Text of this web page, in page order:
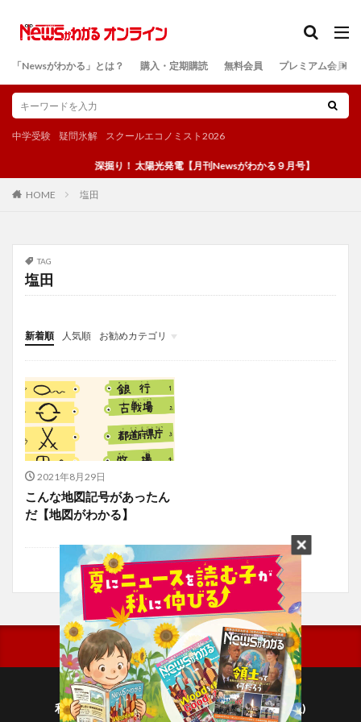
「Newsがわかる」とは？ 購入・定期購読 無料会員 プレミアム会員
中学受験 疑問氷解 スクールエコノミスト2026
深掘り！ 太陽光発電【月刊Newsがわかる９月号】
HOME 塩田
TAG
塩田
新着順 人気順
お勧めカテゴリ
投稿
学び
マンガ
電子書籍
2021年8月29日
こんな地図記号があったん
だ【地図がわかる】
利用規約
プライバシーポリシー(毎日新聞出版)
検索